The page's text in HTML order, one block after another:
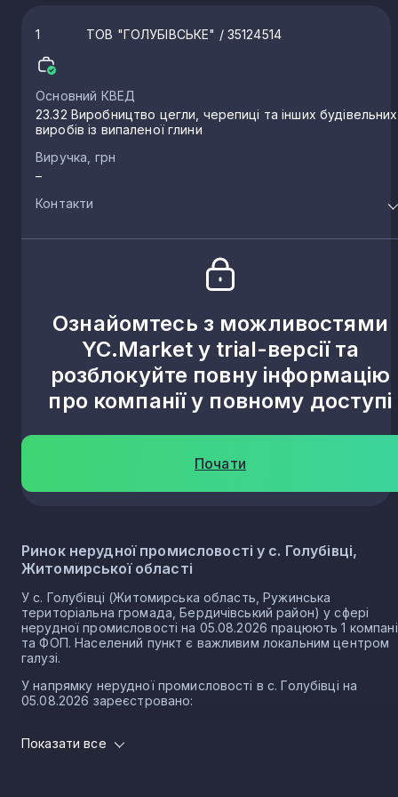
1 ТОВ "ГОЛУБІВСЬКЕ" / 35124514
Основний КВЕД
23.32 Виробництво цегли, черепиці та інших будівельних
виробів із випаленої глини
Виручка, грн
–
Контакти
Ознайомтесь з можливостями
YC.Market у trial-версії та
розблокуйте повну інформацію
про компанії у повному доступі
Почати
Ринок нерудної промисловості у с. Голубівці,
Житомирської області
У с. Голубівці (Житомирська область, Ружинська
територіальна громада, Бердичівський район) у сфері
нерудної промисловості на 05.08.2026 працюють 1
та ФОП. Населений пункт є важливим локальним центром
галузі.
У напрямку нерудної промисловості в с. Голубівці на
05.08.2026 зареєстровано:
0 ФОП
Показати все